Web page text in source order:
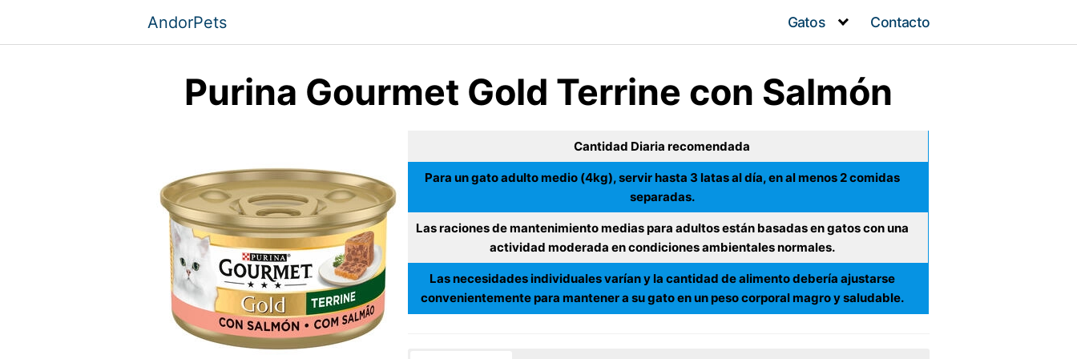
contenido
AndorPets Gatos Contacto
Purina Gourmet Gold Terrine con Salmón
Cantidad Diaria recomendada
Para un gato adulto medio (4kg), servir hasta 3 latas al día, en al menos 2 comidas
separadas.
Las raciones de mantenimiento medias para adultos están basadas en gatos con una
actividad moderada en condiciones ambientales normales.
Las necesidades individuales varían y la cantidad de alimento debería ajustarse
convenientemente para mantener a su gato en un peso corporal magro y saludable.